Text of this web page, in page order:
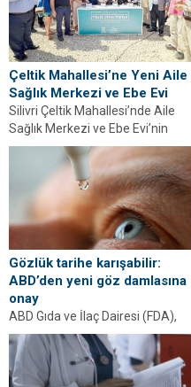
Çeltik Mahallesi’ne Yeni Aile
Sağlık Merkezi ve Ebe Evi
Silivri Çeltik Mahallesi’nde Aile
Sağlık Merkezi ve Ebe Evi’nin
temeli atıldı. Yeni sağlık yatırımı
mahalleye...
Gözlük tarihe karışabilir:
ABD’den yeni göz damlasına
onay
ABD Gıda ve İlaç Dairesi (FDA),
kullanıcıların çift odaklı (bifokal)
gözlüklere olan ihtiyacını büyük
ölçüde...